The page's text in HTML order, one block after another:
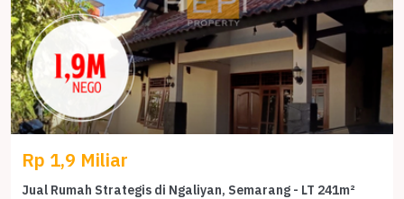
Rp 1,9 Miliar
Jual Rumah Strategis di Ngaliyan, Semarang - LT 241m²